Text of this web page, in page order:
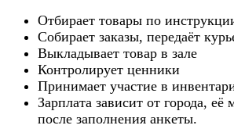
Отбирает товары по
Собирает заказы, передаёт
Выкладывает товар в зале
Контролирует ценники
Принимает участие в
Зарплата зависит от города,
после заполнения анкеты.